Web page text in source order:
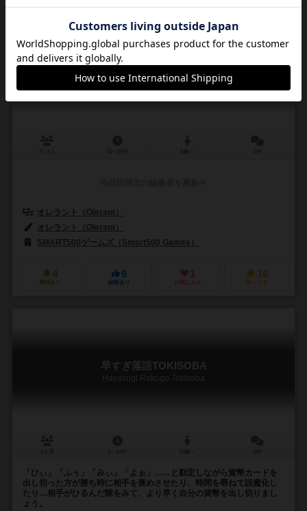
全てをそこに置いてきた
Pirate Trial
オレラント（Olerant）
オレラント（Olerant）
SMART500ゲームズ（Smart500 Games）
4
興味あり
6
経験あり
1
お気に入り
16
持ってる
早すぎ落語TOKISOBA
Hayasugi Rakugo Tokisoba
「ひぃ」「ふぅ」「みぃ」「よぉ」……と勘定しながら貨幣カードを
出し切った方が勝ち時に相手を褒めさせたり、時間を尋ねて誤魔化し
たり…相手がひるんだ隙をみて、より早く自分の貨幣を出し切りまし
ょう。